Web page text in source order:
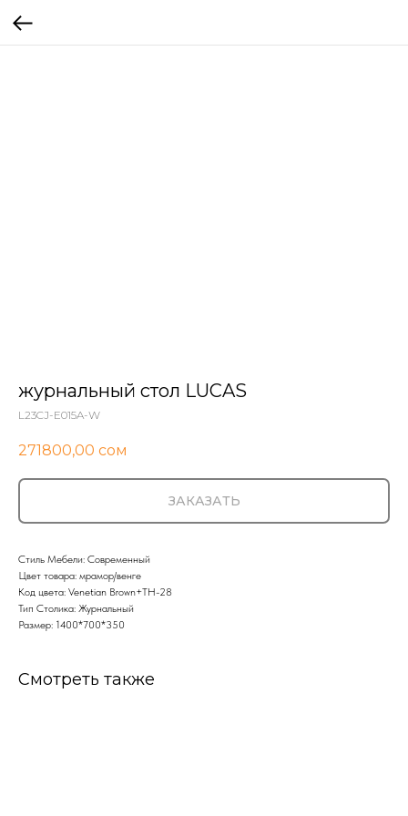
журнальный стол LUCAS
L23CJ-E015A-W
271800,00 сом
ЗАКАЗАТЬ
Стиль Мебели: Современный
Цвет товара: мрамор/венге
Код цвета: Venetian Brown+TH-28
Тип Столика: Журнальный
Размер: 1400*700*350
Смотреть также